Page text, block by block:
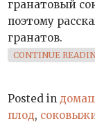
гранатовый
поэтому
гранатов.
CONTINUE
Posted in
плод,